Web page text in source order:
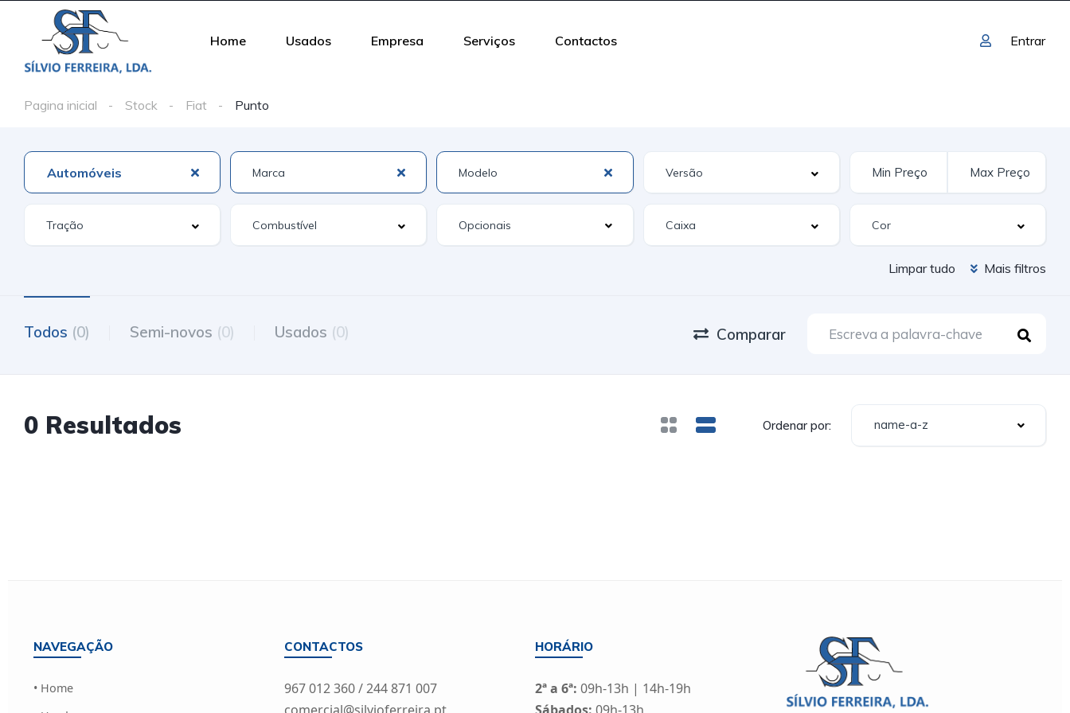
Home Usados Empresa Serviços Contactos Entrar
Pagina inicial Stock Fiat Punto
Automóveis
Opcionais
Limpar tudo Mais filtros
Todos (0) Semi-novos (0) Usados (0) Comparar
0 Resultados Ordenar por: name-a-z
NAVEGAÇÃO
• Home
CONTACTOS
967 012 360 / 244 871 007
HORÁRIO
2ª a 6ª: 09h-13h | 14h-19h